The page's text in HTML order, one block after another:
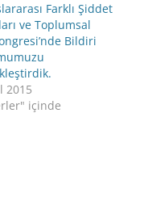
Farklı Şiddet
ve Toplumsal
Bildiri
2015
içinde